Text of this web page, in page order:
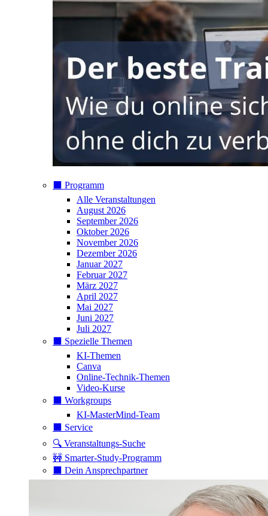
⬛️ Programm
Alle Veranstaltungen
August 2026
September 2026
Oktober 2026
November 2026
Dezember 2026
Januar 2027
Februar 2027
März 2027
April 2027
Mai 2027
Juni 2027
Juli 2027
⬛️ Spezielle Themen
KI-Themen
Canva
Online-Technik-Themen
Video-Kurse
⬛️ Workgroups
KI-MasterMind-Team
⬛️ Service
🔍 Veranstaltungs-Suche
🚧 Smarter-Study-Programm
⬛️ Dein Ansprechpartner